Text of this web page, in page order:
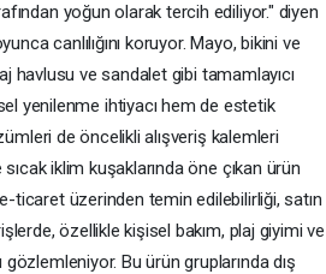
yoğun olarak tercih ediliyor." diyen
canlılığını koruyor. Mayo, bikini ve
havlusu ve sandalet gibi tamamlayıcı
yenilenme ihtiyacı hem de estetik
de öncelikli alışveriş kalemleri
iklim kuşaklarında öne çıkan ürün
ticaret üzerinden temin edilebilirliği, satın
özellikle kişisel bakım, plaj giyimi ve
Bu ürün gruplarında dış